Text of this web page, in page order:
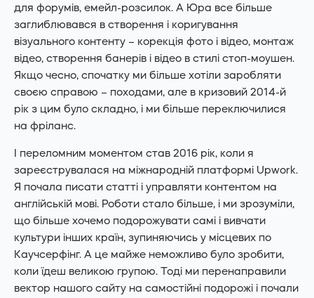
для форумів, емейл-розсилок. А Юра все більше
заглиблювався в створення і коригування
візуального контенту – корекція фото і відео, монтаж
відео, створення банерів і відео в стилі стоп-моушен.
Якщо чесно, спочатку ми більше хотіли заробляти
своєю справою – походами, але в кризовий 2014-й
рік з цим було складно, і ми більше переключилися
на фріланс.
І переломним моментом став 2016 рік, коли я
зареєструвалася на міжнародній платформі Upwork.
Я почала писати статті і управляти контентом на
англійській мові. Роботи стало більше, і ми зрозуміли,
що більше хочемо подорожувати самі і вивчати
культури інших країн, зупиняючись у місцевих по
Каучсерфінг. А це майже неможливо було зробити,
коли їдеш великою групою. Тоді ми перенаправили
вектор нашого сайту на самостійні подорожі і почали